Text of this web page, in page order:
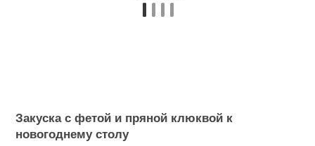
Закуска с фетой и пряной клюквой к
новогоднему столу